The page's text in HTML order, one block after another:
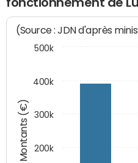
Montants (€)
(Source : JDN d'après
200k
300k
400k
500k